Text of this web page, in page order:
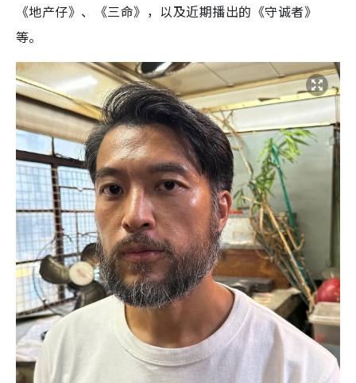
《地产仔》、《三命》，以及近期播出的《守诚者》
等。